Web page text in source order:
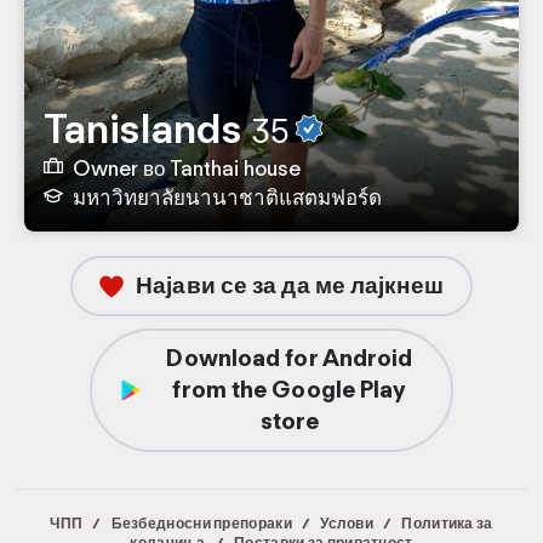
Tanislands 35
Owner во Tanthai house
มหาวิทยาลัยนานาชาติแสตมฟอร์ด
Најави се за да ме лајкнеш
Download for Android
from the Google Play
store
ЧПП / Безбедносни препораки / Услови /
Политика за